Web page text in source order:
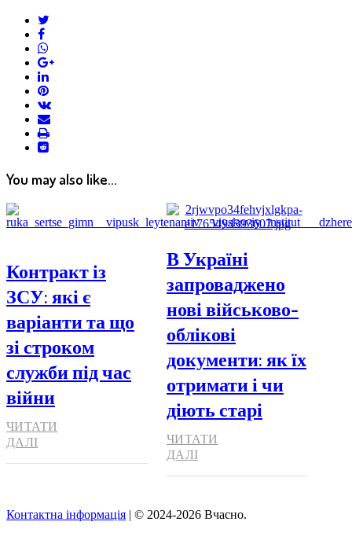
facebook
google+
linkedin
pinterest
vkontakte
email
print
reddit
reddit
You may also like...
Контракт із
ЗСУ: які є
варіанти та що
зі строком
служби під час
війни
ЧИТАТИ
ДАЛІ
В Україні
запроваджено
нові військово-
облікові
документи: як їх
отримати і чи
діють старі
ЧИТАТИ
ДАЛІ
Контактна інформація | © 2024-2026 Вчасно.